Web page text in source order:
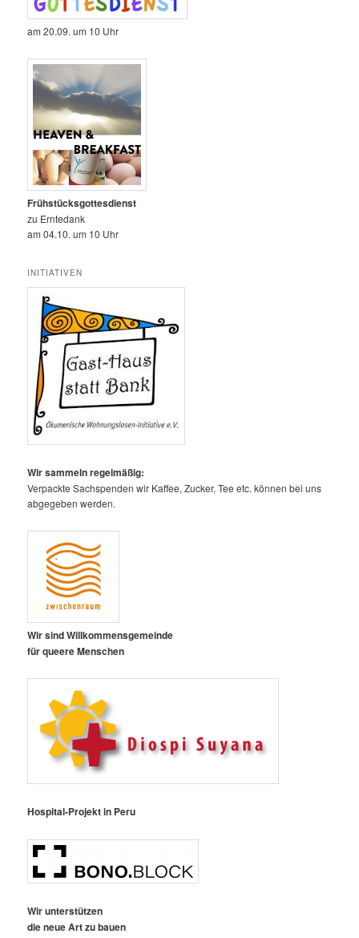
am 20.09. um 10 Uhr
Frühstücksgottesdienst
zu Erntedank
am 04.10. um 10 Uhr
INITIATIVEN
Wir sammeln regelmäßig:
Verpackte Sachspenden wir Kaffee, Zucker, Tee etc. können bei uns
abgegeben werden.
Wir sind Willkommensgemeinde
für queere Menschen
Hospital-Projekt in Peru
Wir unterstützen
die neue Art zu bauen